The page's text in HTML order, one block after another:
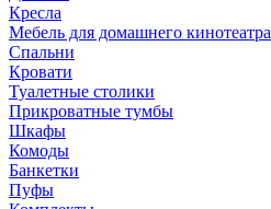
Кресла
Мебель для домашнего кинотеатра
Спальни
Кровати
Туалетные столики
Прикроватные тумбы
Шкафы
Комоды
Банкетки
Пуфы